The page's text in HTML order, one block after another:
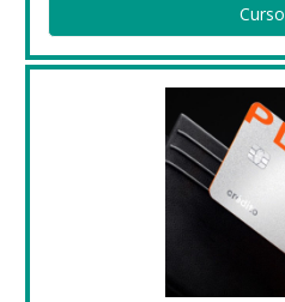
Curso